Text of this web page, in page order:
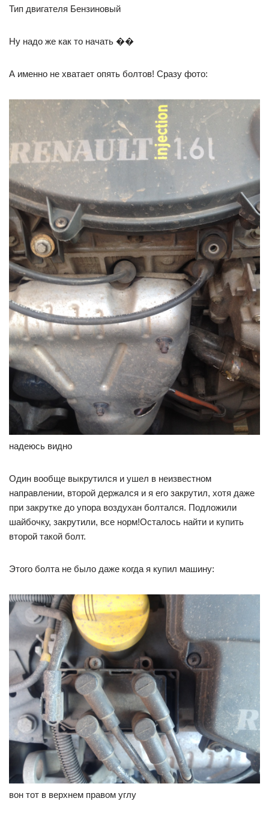
Тип двигателя Бензиновый
Ну надо же как то начать ��
А именно не хватает опять болтов! Сразу фото:
надеюсь видно
Один вообще выкрутился и ушел в неизвестном
направлении, второй держался и я его закрутил, хотя даже
при закрутке до упора воздухан болтался. Подложили
шайбочку, закрутили, все норм!Осталось найти и купить
второй такой болт.
Этого болта не было даже когда я купил машину:
вон тот в верхнем правом углу